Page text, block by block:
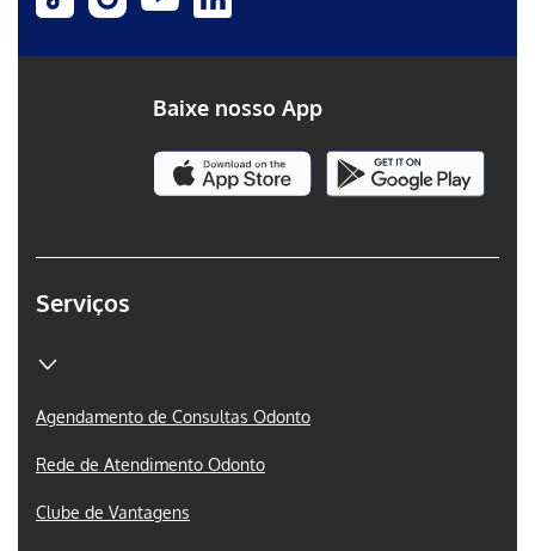
Serviços
Agendamento de Consultas Odonto
Rede de Atendimento Odonto
Clube de Vantagens
Baixe nosso App